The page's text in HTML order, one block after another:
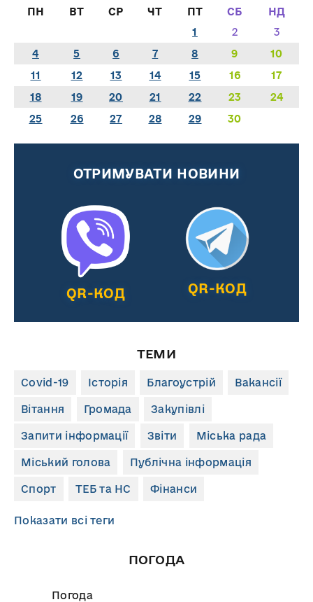
ПН ВТ СР ЧТ ПТ СБ
НД
1
2
3
4
5 6 7 8 9
10
11
12 13 14 15 16
17
18
19 20 21 22 23
24
25
26 27 28 29 30
ОТРИМУВАТИ НОВИНИ
QR-КОД QR-КОД
ТЕМИ
Covid-19 Історія Благоустрій Вакансії
Вітання Громада Закупівлі
Запити інформації Звіти Міська рада
Міський голова Публічна інформація
Спорт ТЕБ та НС Фінанси
Показати всі теги
ПОГОДА
Погода